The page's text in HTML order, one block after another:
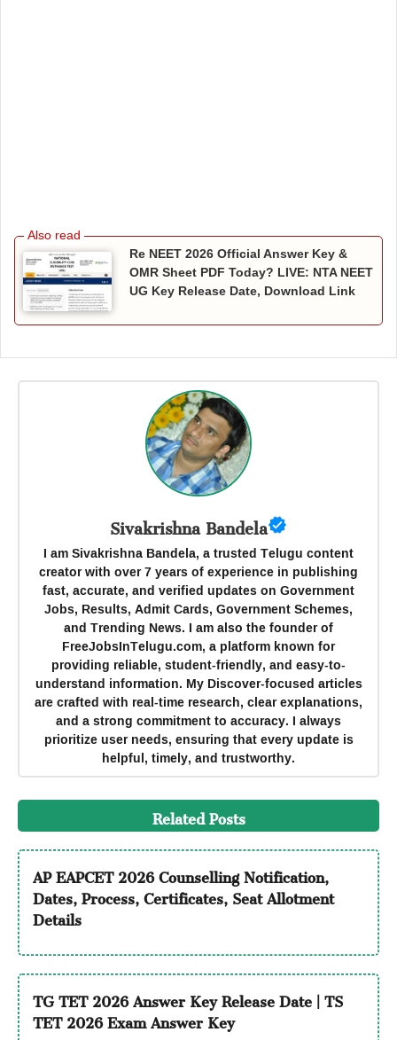
Re NEET 2026 Official Answer Key &
OMR Sheet PDF Today? LIVE: NTA NEET
UG Key Release Date, Download Link
Sivakrishna Bandela
I am Sivakrishna Bandela, a trusted Telugu content
creator with over 7 years of experience in publishing
fast, accurate, and verified updates on Government
Jobs, Results, Admit Cards, Government Schemes,
and Trending News. I am also the founder of
FreeJobsInTelugu.com, a platform known for
providing reliable, student-friendly, and easy-to-
understand information. My Discover-focused articles
are crafted with real-time research, clear explanations,
and a strong commitment to accuracy. I always
prioritize user needs, ensuring that every update is
helpful, timely, and trustworthy.
Related Posts
AP EAPCET 2026 Counselling Notification,
Dates, Process, Certificates, Seat Allotment
Details
TG TET 2026 Answer Key Release Date | TS
TET 2026 Exam Answer Key